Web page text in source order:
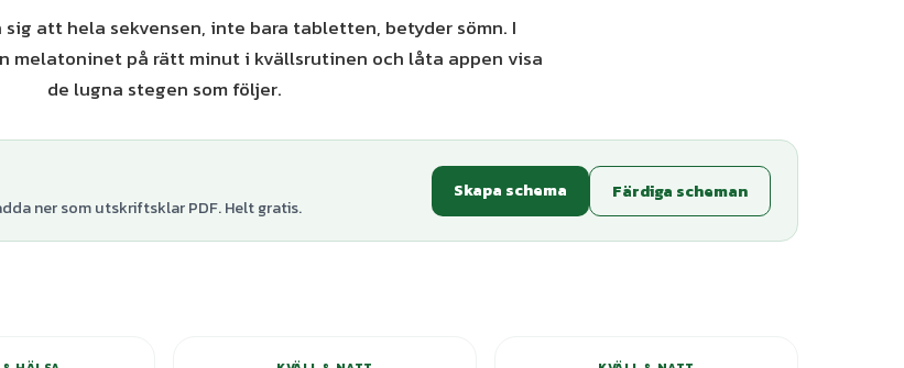
att hela sekvensen, inte bara tabletten, betyder sömn. I
melatoninet på rätt minut i kvällsrutinen och låta appen visa
de lugna stegen som följer.
ner som utskriftsklar PDF. Helt gratis.
Skapa schema Färdiga scheman